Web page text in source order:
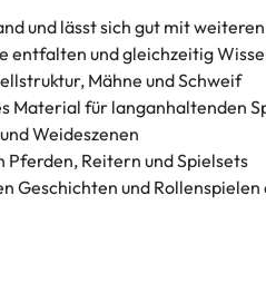
und lässt sich gut mit
entfalten und gleichzeitig
Mähne und Schweif
Material für langanhaltenden
Weideszenen
Pferden, Reitern und Spielsets
Geschichten und Rollenspielen